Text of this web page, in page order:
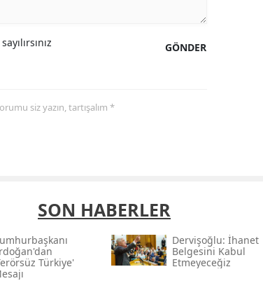
GÖNDER
siz yazın, tartışalım *
SON HABERLER
Türkiye'
Dervişoğlu: İhanet
Belgesini Kabul
Etmeyeceğiz